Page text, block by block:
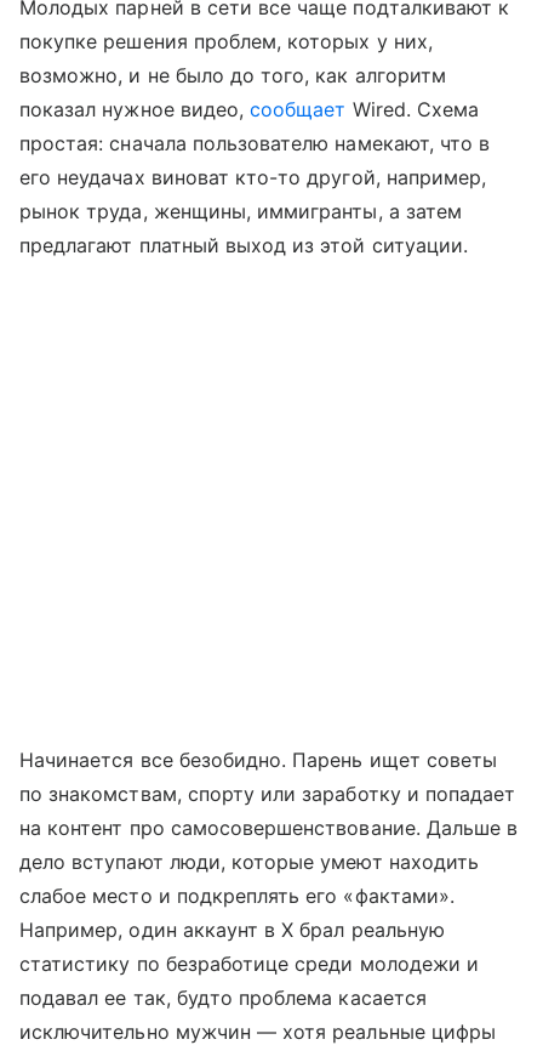
Молодых парней в сети все чаще подталкивают к
покупке решения проблем, которых у них,
возможно, и не было до того, как алгоритм
показал нужное видео,сообщает Wired. Схема
простая: сначала пользователю намекают, что в
его неудачах виноват кто-то другой, например,
рынок труда, женщины, иммигранты, а затем
предлагают платный выход из этой ситуации.
Начинается все безобидно. Парень ищет советы
по знакомствам, спорту или заработку и попадает
на контент про самосовершенствование. Дальше в
дело вступают люди, которые умеют находить
слабое место и подкреплять его «фактами».
Например, один аккаунт в X брал реальную
статистику по безработице среди молодежи и
подавал ее так, будто проблема касается
исключительно мужчин — хотя реальные цифры